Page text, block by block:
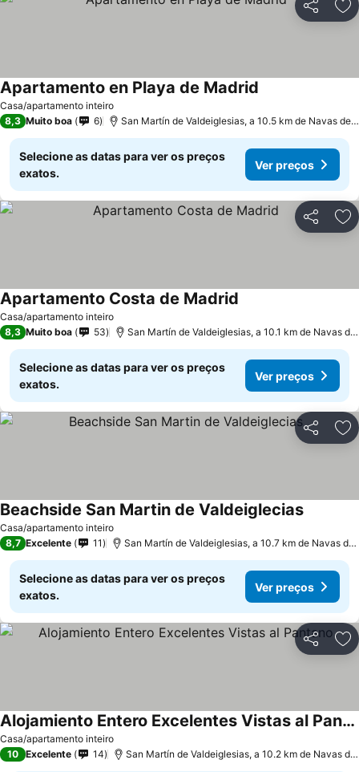
Partilhar
Casa/apartamento inteiro
Apartamento en Playa de Madrid
8,3 Muito boa 6 San Martín de Valdeiglesias, a 10.5 km de Navas del Rey
Selecione as datas para ver os preços
exatos.
Ver preços
Partilhar
Casa/apartamento inteiro
Apartamento Costa de Madrid
8,3 Muito boa 53 San Martín de Valdeiglesias, a 10.1 km de Navas del Rey
Selecione as datas para ver os preços
exatos.
Ver preços
Partilhar
Casa/apartamento inteiro
Beachside San Martin de Valdeiglecias
8,7 Excelente 11 San Martín de Valdeiglesias, a 10.7 km de Navas del Rey
Selecione as datas para ver os preços
exatos.
Ver preços
Partilhar
Casa/apartamento inteiro
Alojamiento Entero Excelentes Vistas al Pantano
10 Excelente 14 San Martín de Valdeiglesias, a 10.2 km de Navas del Rey